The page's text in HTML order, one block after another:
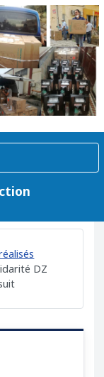
DZ